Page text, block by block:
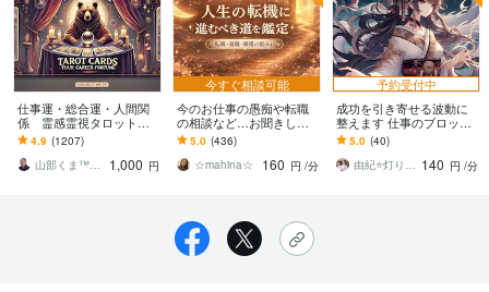
仕事運・総合運・人間関
係 霊感霊視タロット占
います 2026年適職・転職
の参考・未来の運勢や運
気 仕事運アップ
4.9 (1207)
山部くま™（占い師／ＥＣコンサル）
1,000 円
今すぐ相談可能
今のお仕事の愚痴や転職
の相談など…お聞きしま
す 今の仕事を辞めて転職
したら…どんな仕事が向
く？ご相談ください
5.0 (436)
☆mahina☆
160 円 /分
予約受付中
成功を引き寄せる波動に
整えます 仕事のブロッ
ク・停滞・不安をクリア
にしてチャンスを呼び込
む
5.0 (40)
由紀⭐灯りをともす癒し陰陽師 140 円 /分